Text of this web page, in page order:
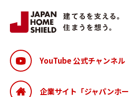
YouTube 公式チャンネル
企業サイト「ジャパンホー